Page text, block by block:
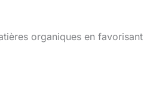
organiques en favorisant